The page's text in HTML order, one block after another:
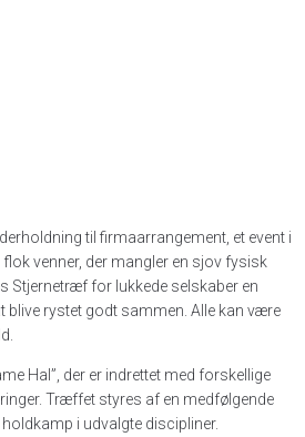
til firmaarrangement, et event i
venner, der mangler en sjov fysisk
Stjernetræf for lukkede selskaber en
blive rystet godt sammen. Alle kan være
Hal”, der er indrettet med forskellige
Træffet styres af en medfølgende
i udvalgte discipliner.